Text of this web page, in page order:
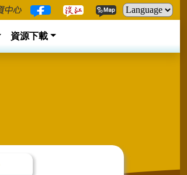
資源下載